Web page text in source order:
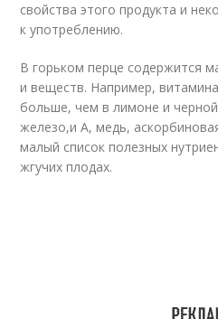
свойства этого продукта и
к употреблению.
В горьком перце содержится
и веществ. Например,
больше, чем в лимоне и
железо,и А, медь,
малый список полезных
жгучих плодах.